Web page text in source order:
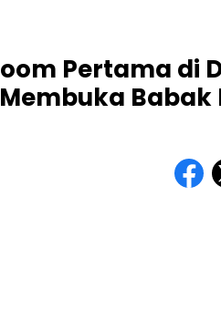
Pertama di
Babak